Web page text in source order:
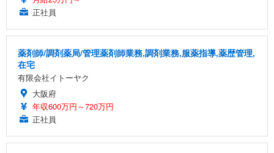
正社員
薬剤師/調剤薬局/管理薬剤師業務,調剤業務,服薬指導,薬歴管理,
在宅
有限会社イトーヤク
大阪府
年収600万円～720万円
正社員